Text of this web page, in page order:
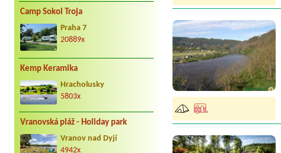
Camp Sokol Troja
Praha 7
20889x
Kemp Keramika
Hracholusky
5803x
Vranovská pláž - Holiday park
Vranov nad Dyjí
4942x